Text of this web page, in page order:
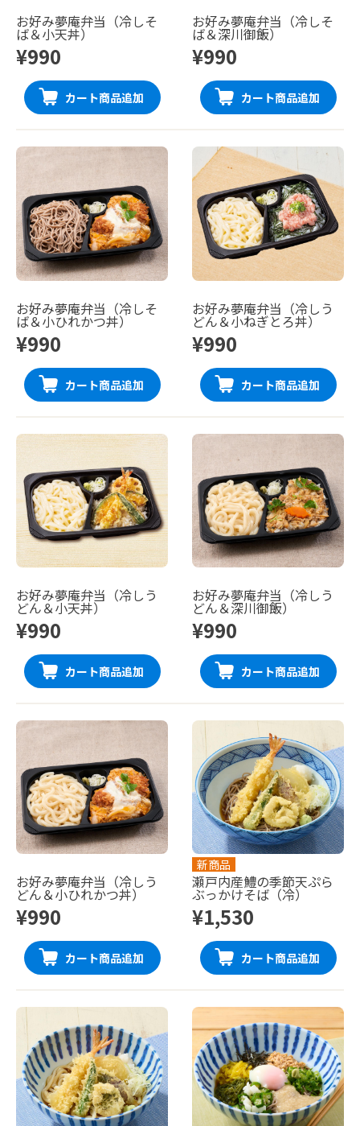
お好み夢庵弁当（冷しそ
ば＆小天丼）
¥990
カート商品追加
お好み夢庵弁当（冷しそ
ば＆深川御飯）
¥990
カート商品追加
お好み夢庵弁当（冷しそ
ば＆小ひれかつ丼）
¥990
カート商品追加
お好み夢庵弁当（冷しう
どん＆小ねぎとろ丼）
¥990
カート商品追加
お好み夢庵弁当（冷しう
どん＆小天丼）
¥990
カート商品追加
お好み夢庵弁当（冷しう
どん＆深川御飯）
¥990
カート商品追加
お好み夢庵弁当（冷しう
どん＆小ひれかつ丼）
¥990
カート商品追加
新商品
瀬戸内産鱧の季節天ぷら
ぶっかけそば（冷）
¥1,530
カート商品追加